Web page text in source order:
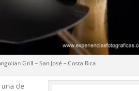
Grill – San José – Costa Rica
de